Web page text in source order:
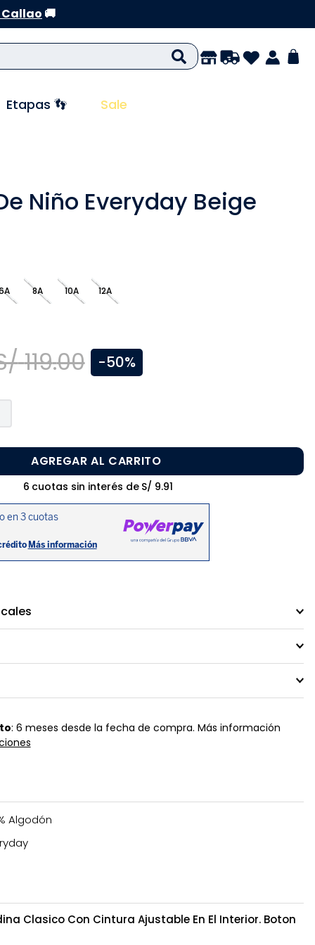
🚚
Etapas 👣 Sale
Niño Everyday Beige
8A 10A 12A
119.00 -50%
AGREGAR AL CARRITO
6 cuotas sin interés de S/ 9.91
: 6 meses desde la fecha de compra. Más información
Algodón
Clasico Con Cintura Ajustable En El Interior. Boton